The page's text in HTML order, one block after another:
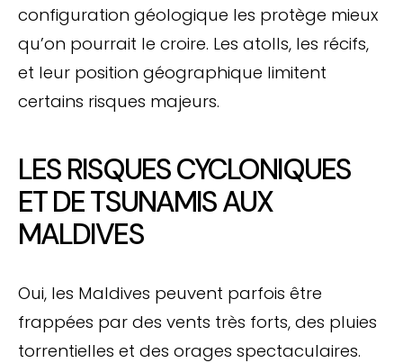
configuration géologique les protège mieux
qu’on pourrait le croire. Les atolls, les récifs,
et leur position géographique limitent
certains risques majeurs.
LES RISQUES CYCLONIQUES
ET DE TSUNAMIS AUX
MALDIVES
Oui, les Maldives peuvent parfois être
frappées par des vents très forts, des pluies
torrentielles et des orages spectaculaires.